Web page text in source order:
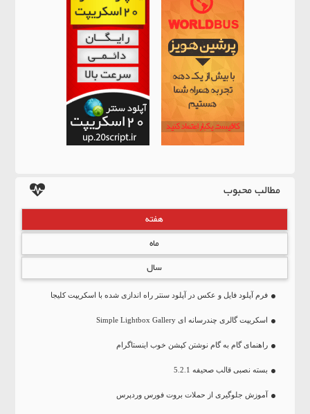
مطالب محبوب
هفته
ماه
سال
فرم آپلود فایل و عکس در آپلود سنتر راه اندازی شده با اسکریپت کلیجا
اسکریپت گالری چندرسانه ای Simple Lightbox Gallery
راهنمای گام به گام نوشتن کپشن خوب اینستاگرام
بسته نصبی قالب صحیفه 5.2.1
آموزش جلوگیری از حملات بروت فورس وردپرس